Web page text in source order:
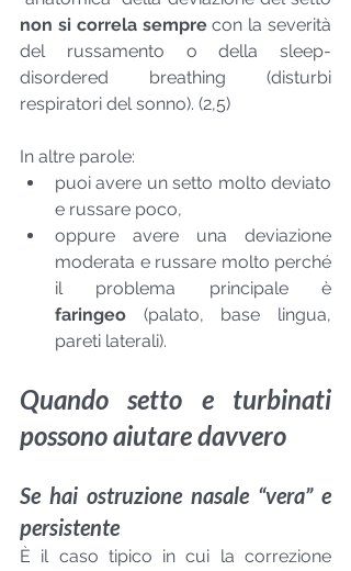
non si correla sempre con la severità
del russamento o della sleep-
disordered breathing (disturbi
respiratori del sonno). (2,5)
In altre parole:
puoi avere un setto molto deviato
e russare poco,
oppure avere una deviazione
moderata e russare molto perché
faringeo (palato, base lingua,
pareti laterali).
Quando setto e turbinati
possono aiutare davvero
Se hai ostruzione nasale “vera” e
persistente
È il caso tipico in cui la correzione